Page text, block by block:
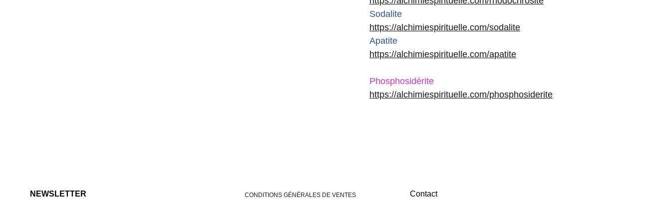
Sodalite
https://alchimiespirituelle.com/sodalite
Apatite
https://alchimiespirituelle.com/apatite
Phosphosidérite
https://alchimiespirituelle.com/phosphosiderite
NEWSLETTER
Contact
CONDITIONS GÉNÉRALES DE VENTES